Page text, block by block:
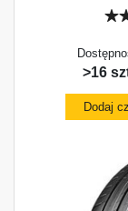
>16
Dodaj